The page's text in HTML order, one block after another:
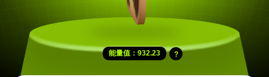
能量值：932.23